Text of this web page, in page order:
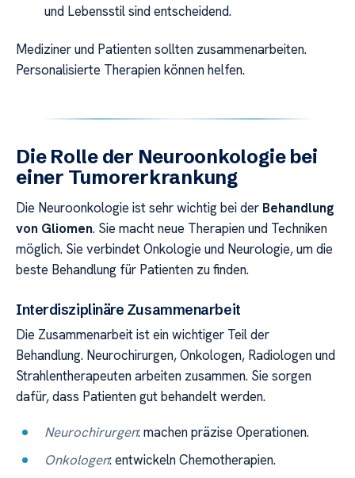
und Lebensstil sind entscheidend.
Mediziner und Patienten sollten zusammenarbeiten.
Personalisierte Therapien können helfen.
Die Rolle der Neuroonkologie bei
einer Tumorerkrankung
Die Neuroonkologie ist sehr wichtig bei der Behandlung
von Gliomen. Sie macht neue Therapien und Techniken
möglich. Sie verbindet Onkologie und Neurologie, um die
beste Behandlung für Patienten zu finden.
Interdisziplinäre Zusammenarbeit
Die Zusammenarbeit ist ein wichtiger Teil der
Behandlung. Neurochirurgen, Onkologen, Radiologen und
Strahlentherapeuten arbeiten zusammen. Sie sorgen
dafür, dass Patienten gut behandelt werden.
Neurochirurgen: machen präzise Operationen.
Onkologen: entwickeln Chemotherapien.